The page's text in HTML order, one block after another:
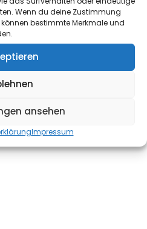
Wenn du deine Zustimmung
bestimmte Merkmale und
ansehen
Impressum